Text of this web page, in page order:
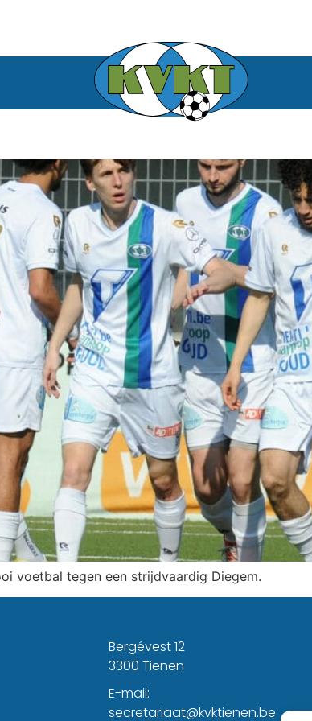
voetbal tegen een strijdvaardig Diegem.
Bergévest 12
3300 Tienen
E-mail:
secretariaat@kvktienen.be